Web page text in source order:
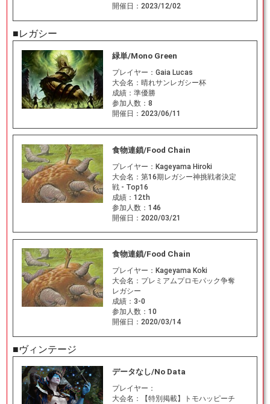
開催日： 2023/12/02
■レガシー
緑単/Mono Green
プレイヤー： Gaia Lucas
大会名： 晴れサンレガシー杯
成績： 準優勝
参加人数： 8
開催日： 2023/06/11
食物連鎖/Food Chain
プレイヤー： Kageyama Hiroki
大会名： 第16期レガシー神挑戦者決定
戦 - Top16
成績： 12th
参加人数： 146
開催日： 2020/03/21
食物連鎖/Food Chain
プレイヤー： Kageyama Koki
大会名： プレミアムプロモパック争奪
レガシー
成績： 3-0
参加人数： 10
開催日： 2020/03/14
■ヴィンテージ
データなし/No Data
プレイヤー：
大会名：
【特別掲載】トモハッピーチ